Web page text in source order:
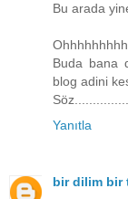
Bu arada
Buda bana
blog adini
Yanıtla
bir dilim bir